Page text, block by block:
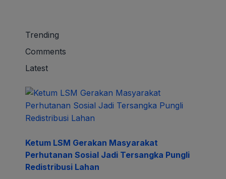
Trending
Comments
Latest
Ketum LSM Gerakan Masyarakat
Perhutanan Sosial Jadi Tersangka Pungli
Redistribusi Lahan